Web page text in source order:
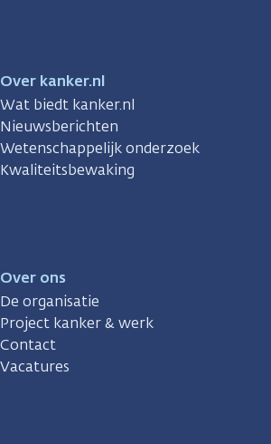
Over kanker.nl
Wat biedt kanker.nl
Nieuwsberichten
Wetenschappelijk onderzoek
Kwaliteitsbewaking
Over ons
De organisatie
Project kanker & werk
Contact
Vacatures